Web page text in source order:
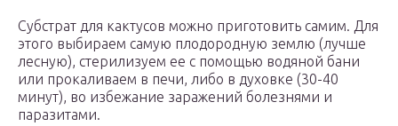
Субстрат для кактусов можно приготовить самим. Для
этого выбираем самую плодородную землю (лучше
лесную), стерилизуем ее с помощью водяной бани
или прокаливаем в печи, либо в духовке (30-40
минут), во избежание заражений болезнями и
паразитами.